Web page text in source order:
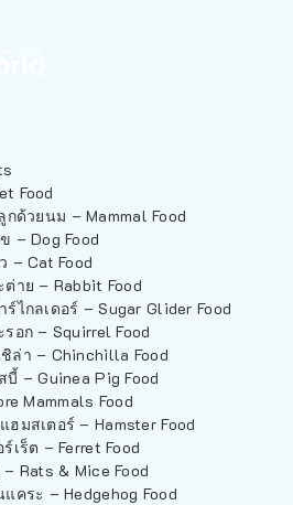
Food
กด้วยนม – Mammal Food
– Dog Food
– Cat Food
ต่าย – Rabbit Food
ร์ไกลเดอร์ – Sugar Glider Food
รอก – Squirrel Food
ล่า – Chinchilla Food
บี้ – Guinea Pig Food
Mammals Food
ฮมสเตอร์ – Hamster Food
เร็ต – Ferret Food
Rats & Mice Food
แคระ – Hedgehog Food